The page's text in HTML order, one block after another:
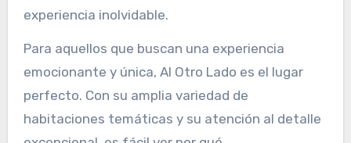
experiencia inolvidable.
Para aquellos que buscan una experiencia
emocionante y única, Al Otro Lado es el lugar
perfecto. Con su amplia variedad de
habitaciones temáticas y su atención al detalle